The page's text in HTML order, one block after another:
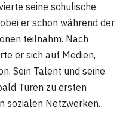
seine schulische
er schon während der
teilnahm. Nach
er sich auf Medien,
Sein Talent und seine
Türen zu ersten
sozialen Netzwerken.